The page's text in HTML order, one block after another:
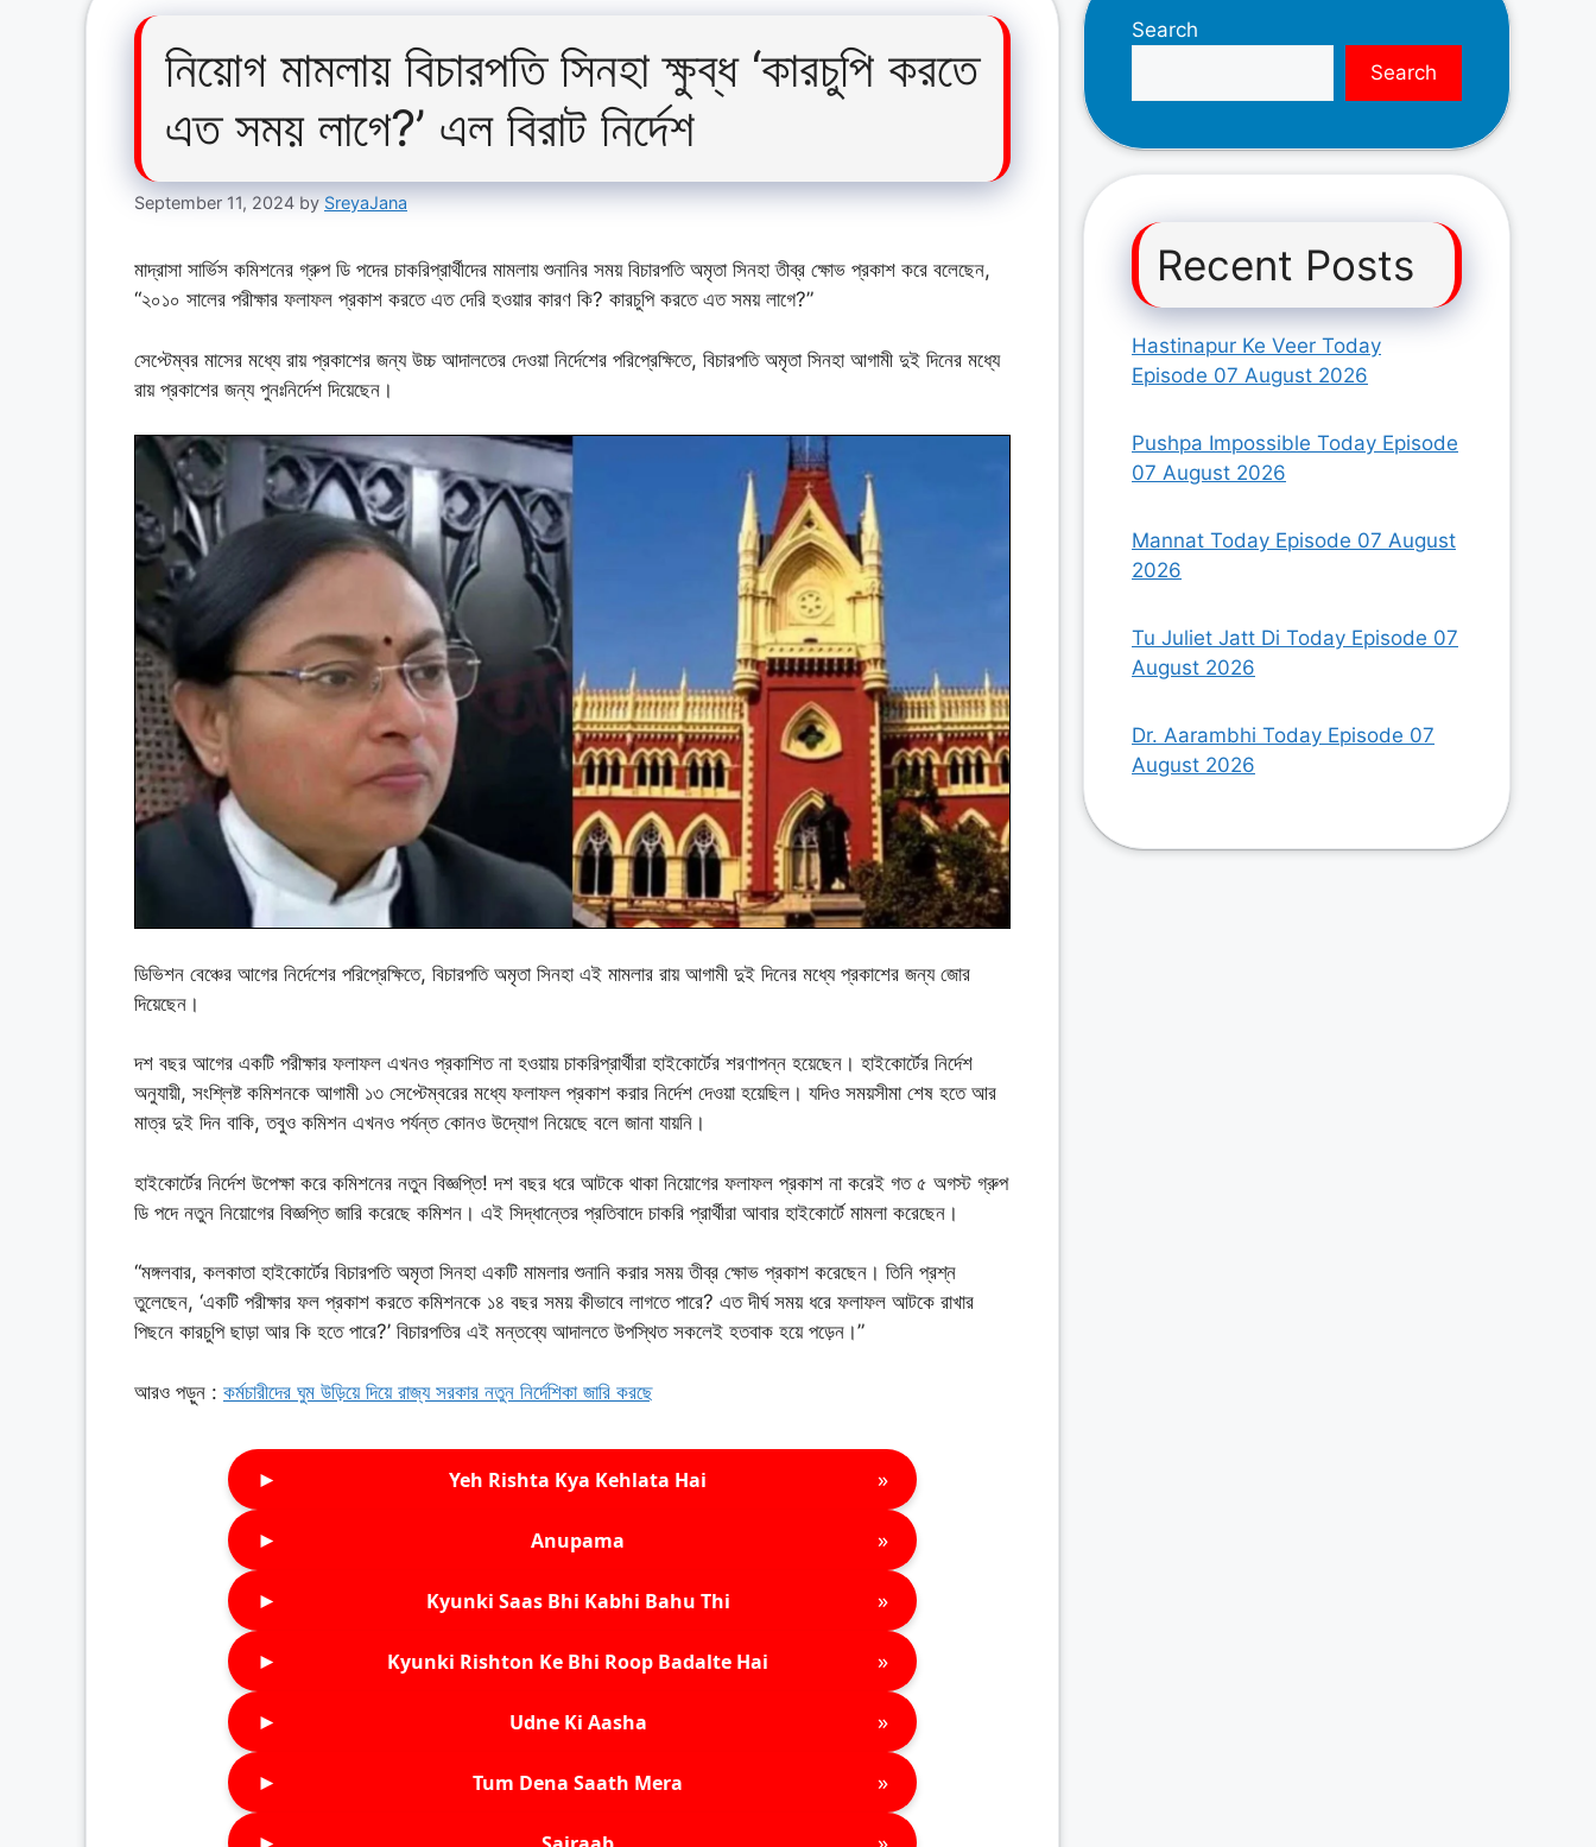
নিয়োগ মামলায় বিচারপতি সিনহা ক্ষুব্ধ ‘কারচুপি করতে
এত সময় লাগে?’ এল বিরাট নির্দেশ
September 11, 2024 by SreyaJana
মাদ্রাসা সার্ভিস কমিশনের গ্রুপ ডি পদের চাকরিপ্রার্থীদের মামলায় শুনানির সময় বিচারপতি অমৃতা সিনহা তীব্র ক্ষোভ প্রকাশ করে বলেছেন,
“২০১০ সালের পরীক্ষার ফলাফল প্রকাশ করতে এত দেরি হওয়ার কারণ কি? কারচুপি করতে এত সময় লাগে?”
সেপ্টেম্বর মাসের মধ্যে রায় প্রকাশের জন্য উচ্চ আদালতের দেওয়া নির্দেশের পরিপ্রেক্ষিতে, বিচারপতি অমৃতা সিনহা আগামী দুই দিনের মধ্যে
রায় প্রকাশের জন্য পুনঃনির্দেশ দিয়েছেন।
ডিভিশন বেঞ্চের আগের নির্দেশের পরিপ্রেক্ষিতে, বিচারপতি অমৃতা সিনহা এই মামলার রায় আগামী দুই দিনের মধ্যে প্রকাশের জন্য জোর
দিয়েছেন।
দশ বছর আগের একটি পরীক্ষার ফলাফল এখনও প্রকাশিত না হওয়ায় চাকরিপ্রার্থীরা হাইকোর্টের শরণাপন্ন হয়েছেন। হাইকোর্টের নির্দেশ
অনুযায়ী, সংশ্লিষ্ট কমিশনকে আগামী ১৩ সেপ্টেম্বরের মধ্যে ফলাফল প্রকাশ করার নির্দেশ দেওয়া হয়েছিল। যদিও সময়সীমা শেষ হতে আর
মাত্র দুই দিন বাকি, তবুও কমিশন এখনও পর্যন্ত কোনও উদ্যোগ নিয়েছে বলে জানা যায়নি।
হাইকোর্টের নির্দেশ উপেক্ষা করে কমিশনের নতুন বিজ্ঞপ্তি! দশ বছর ধরে আটকে থাকা নিয়োগের ফলাফল প্রকাশ না করেই গত ৫ অগস্ট গ্রুপ
ডি পদে নতুন নিয়োগের বিজ্ঞপ্তি জারি করেছে কমিশন। এই সিদ্ধান্তের প্রতিবাদে চাকরি প্রার্থীরা আবার হাইকোর্টে মামলা করেছেন।
“মঙ্গলবার, কলকাতা হাইকোর্টের বিচারপতি অমৃতা সিনহা একটি মামলার শুনানি করার সময় তীব্র ক্ষোভ প্রকাশ করেছেন। তিনি প্রশ্ন
তুলেছেন, ‘একটি পরীক্ষার ফল প্রকাশ করতে কমিশনকে ১৪ বছর সময় কীভাবে লাগতে পারে? এত দীর্ঘ সময় ধরে ফলাফল আটকে রাখার
পিছনে কারচুপি ছাড়া আর কি হতে পারে?’ বিচারপতির এই মন্তব্যে আদালতে উপস্থিত সকলেই হতবাক হয়ে পড়েন।”
আরও পড়ুন : কর্মচারীদের ঘুম উড়িয়ে দিয়ে রাজ্য সরকার নতুন নির্দেশিকা জারি করছে
► Yeh Rishta Kya Kehlata Hai »
► Anupama »
► Kyunki Saas Bhi Kabhi Bahu Thi »
► Kyunki Rishton Ke Bhi Roop Badalte Hai »
► Udne Ki Aasha »
► Tum Dena Saath Mera »
Search
Search
Recent Posts
Hastinapur Ke Veer Today
Episode 07 August 2026
Pushpa Impossible Today Episode
07 August 2026
Mannat Today Episode 07 August
2026
Tu Juliet Jatt Di Today Episode 07
August 2026
Dr. Aarambhi Today Episode 07
August 2026